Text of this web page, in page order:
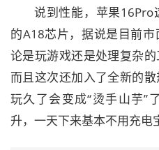
说到性能，苹果
的A18芯片，据说是目前
论是玩游戏还是处理复杂的
而且这次还加入了全新的
玩久了会变成“烫手山芋”
升，一天下来基本不用充电